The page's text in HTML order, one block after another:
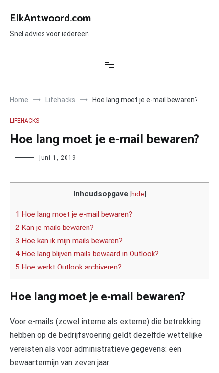
naar
inhoud
ElkAntwoord.com
Snel advies voor iedereen
Home Lifehacks Hoe lang moet je e-mail bewaren?
LIFEHACKS
Hoe lang moet je e-mail bewaren?
Author juni 1, 2019
Inhoudsopgave [hide]
1 Hoe lang moet je e-mail bewaren?
2 Kan je mails bewaren?
3 Hoe kan ik mijn mails bewaren?
4 Hoe lang blijven mails bewaard in Outlook?
5 Hoe werkt Outlook archiveren?
Hoe lang moet je e-mail bewaren?
Voor e-mails (zowel interne als externe) die betrekking
hebben op de bedrijfsvoering geldt dezelfde wettelijke
vereisten als voor administratieve gegevens: een
bewaartermijn van zeven jaar.